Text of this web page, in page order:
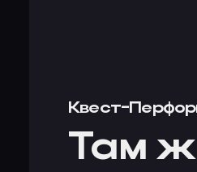
Квест-
Там